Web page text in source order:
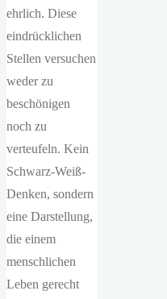
ehrlich. Diese
eindrücklichen
Stellen versuchen
weder zu
beschönigen
noch zu
verteufeln. Kein
Schwarz-Weiß-
Denken, sondern
eine Darstellung,
die einem
menschlichen
Leben gerecht